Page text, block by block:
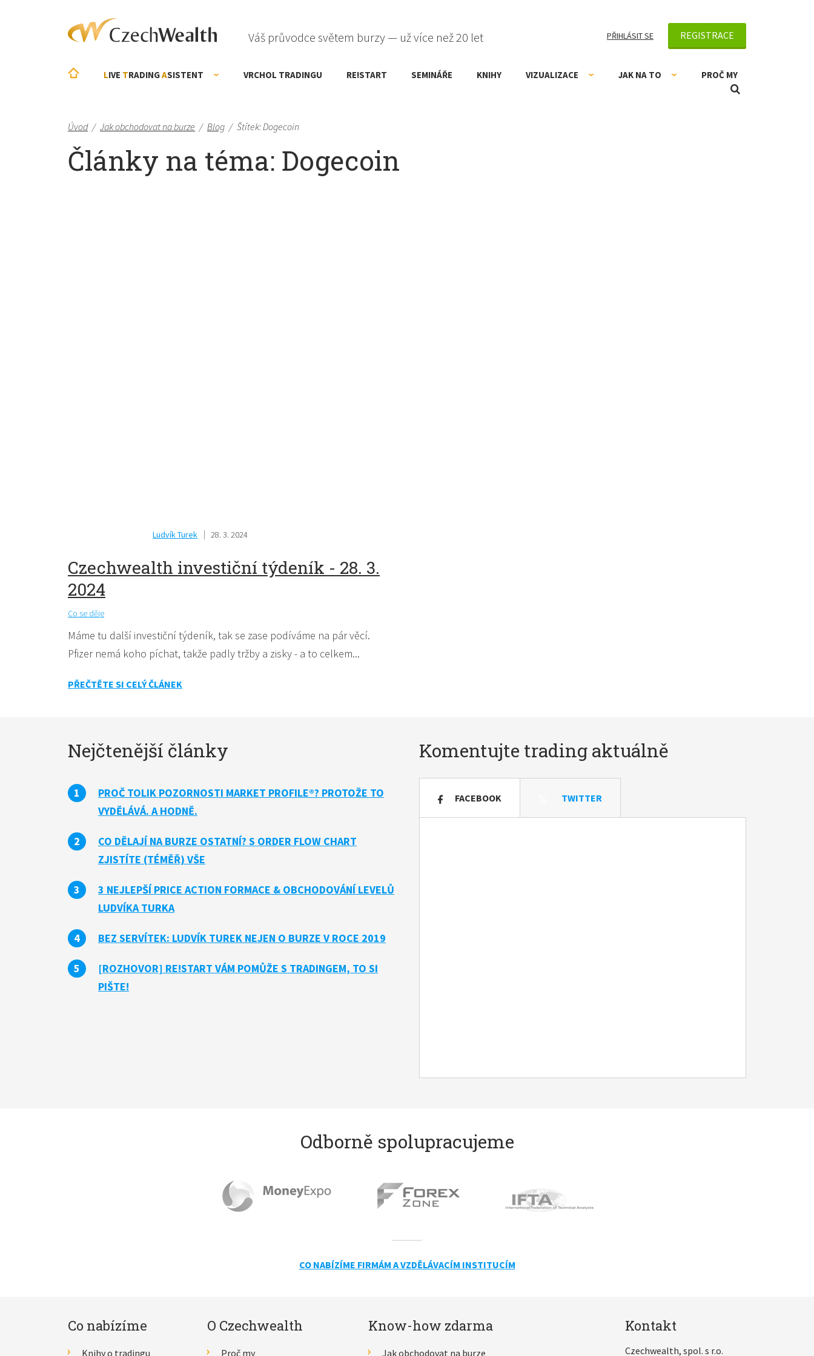
Váš průvodce světem burzy — už více než 20 let PŘIHLÁSIT SE REGISTRACE
LIVE TRADINGASISTENT VRCHOL TRADINGU RE!START SEMINÁŘE KNIHY VIZUALIZACE JAK NA TO PROČ MY
Úvod / Jak obchodovat na burze / Blog / Štítek: Dogecoin
Články na téma: Dogecoin
Ludvík Turek 28. 3. 2024
Czechwealth investiční týdeník - 28. 3.
2024
Co se děje
Máme tu další investiční týdeník, tak se zase podíváme na pár věcí.
Pfizer nemá koho píchat, takže padly tržby a zisky - a to celkem...
PŘEČTĚTE SI CELÝ ČLÁNEK
Nejčtenější články
PROČ TOLIK POZORNOSTI MARKET PROFILE®? PROTOŽE TO
VYDĚLÁVÁ. A HODNĚ.
CO DĚLAJÍ NA BURZE OSTATNÍ? S ORDER FLOW CHART
ZJISTÍTE (TÉMĚŘ) VŠE
3 NEJLEPŠÍ PRICE ACTION FORMACE & OBCHODOVÁNÍ LEVELŮ
LUDVÍKA TURKA
BEZ SERVÍTEK: LUDVÍK TUREK NEJEN O BURZE V ROCE 2019
[ROZHOVOR] RE!START VÁM POMŮŽE S TRADINGEM, TO SI
PIŠTE!
Komentujte trading aktuálně
FACEBOOK TWITTER
Odborně spolupracujeme
CO NABÍZÍME FIRMÁM A VZDĚLÁVACÍM INSTITUCÍM
Co nabízíme
Knihy o tradingu
O Czechwealth
Proč my
Know-how zdarma
Jak obchodovat na burze
Kontakt
Czechwealth, spol. s r.o.